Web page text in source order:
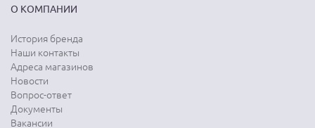
О КОМПАНИИ
История бренда
Наши контакты
Адреса магазинов
Новости
Вопрос-ответ
Документы
Вакансии